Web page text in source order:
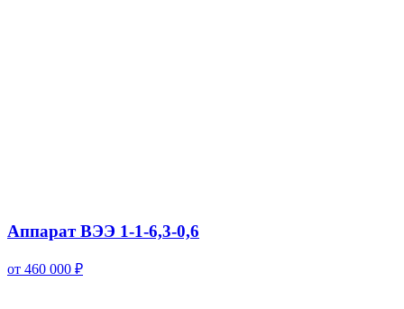
Аппарат ВЭЭ 1-1-6,3-0,6
от 460 000 ₽